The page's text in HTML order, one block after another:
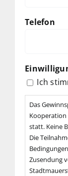
Telefon
Ich
Das
Kooperation
statt. Keine
Die
Zusendung